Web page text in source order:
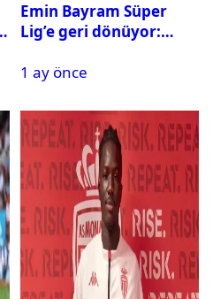
Emin Bayram Süper
Lig’e geri dönüyor:
1 ay önce